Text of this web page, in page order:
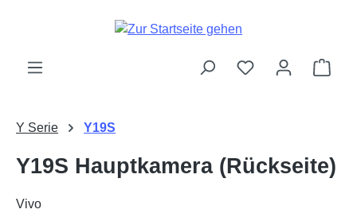
Zum Hauptinhalt springen
Y Serie Y19S
Y19S Hauptkamera (Rückseite)
Vivo